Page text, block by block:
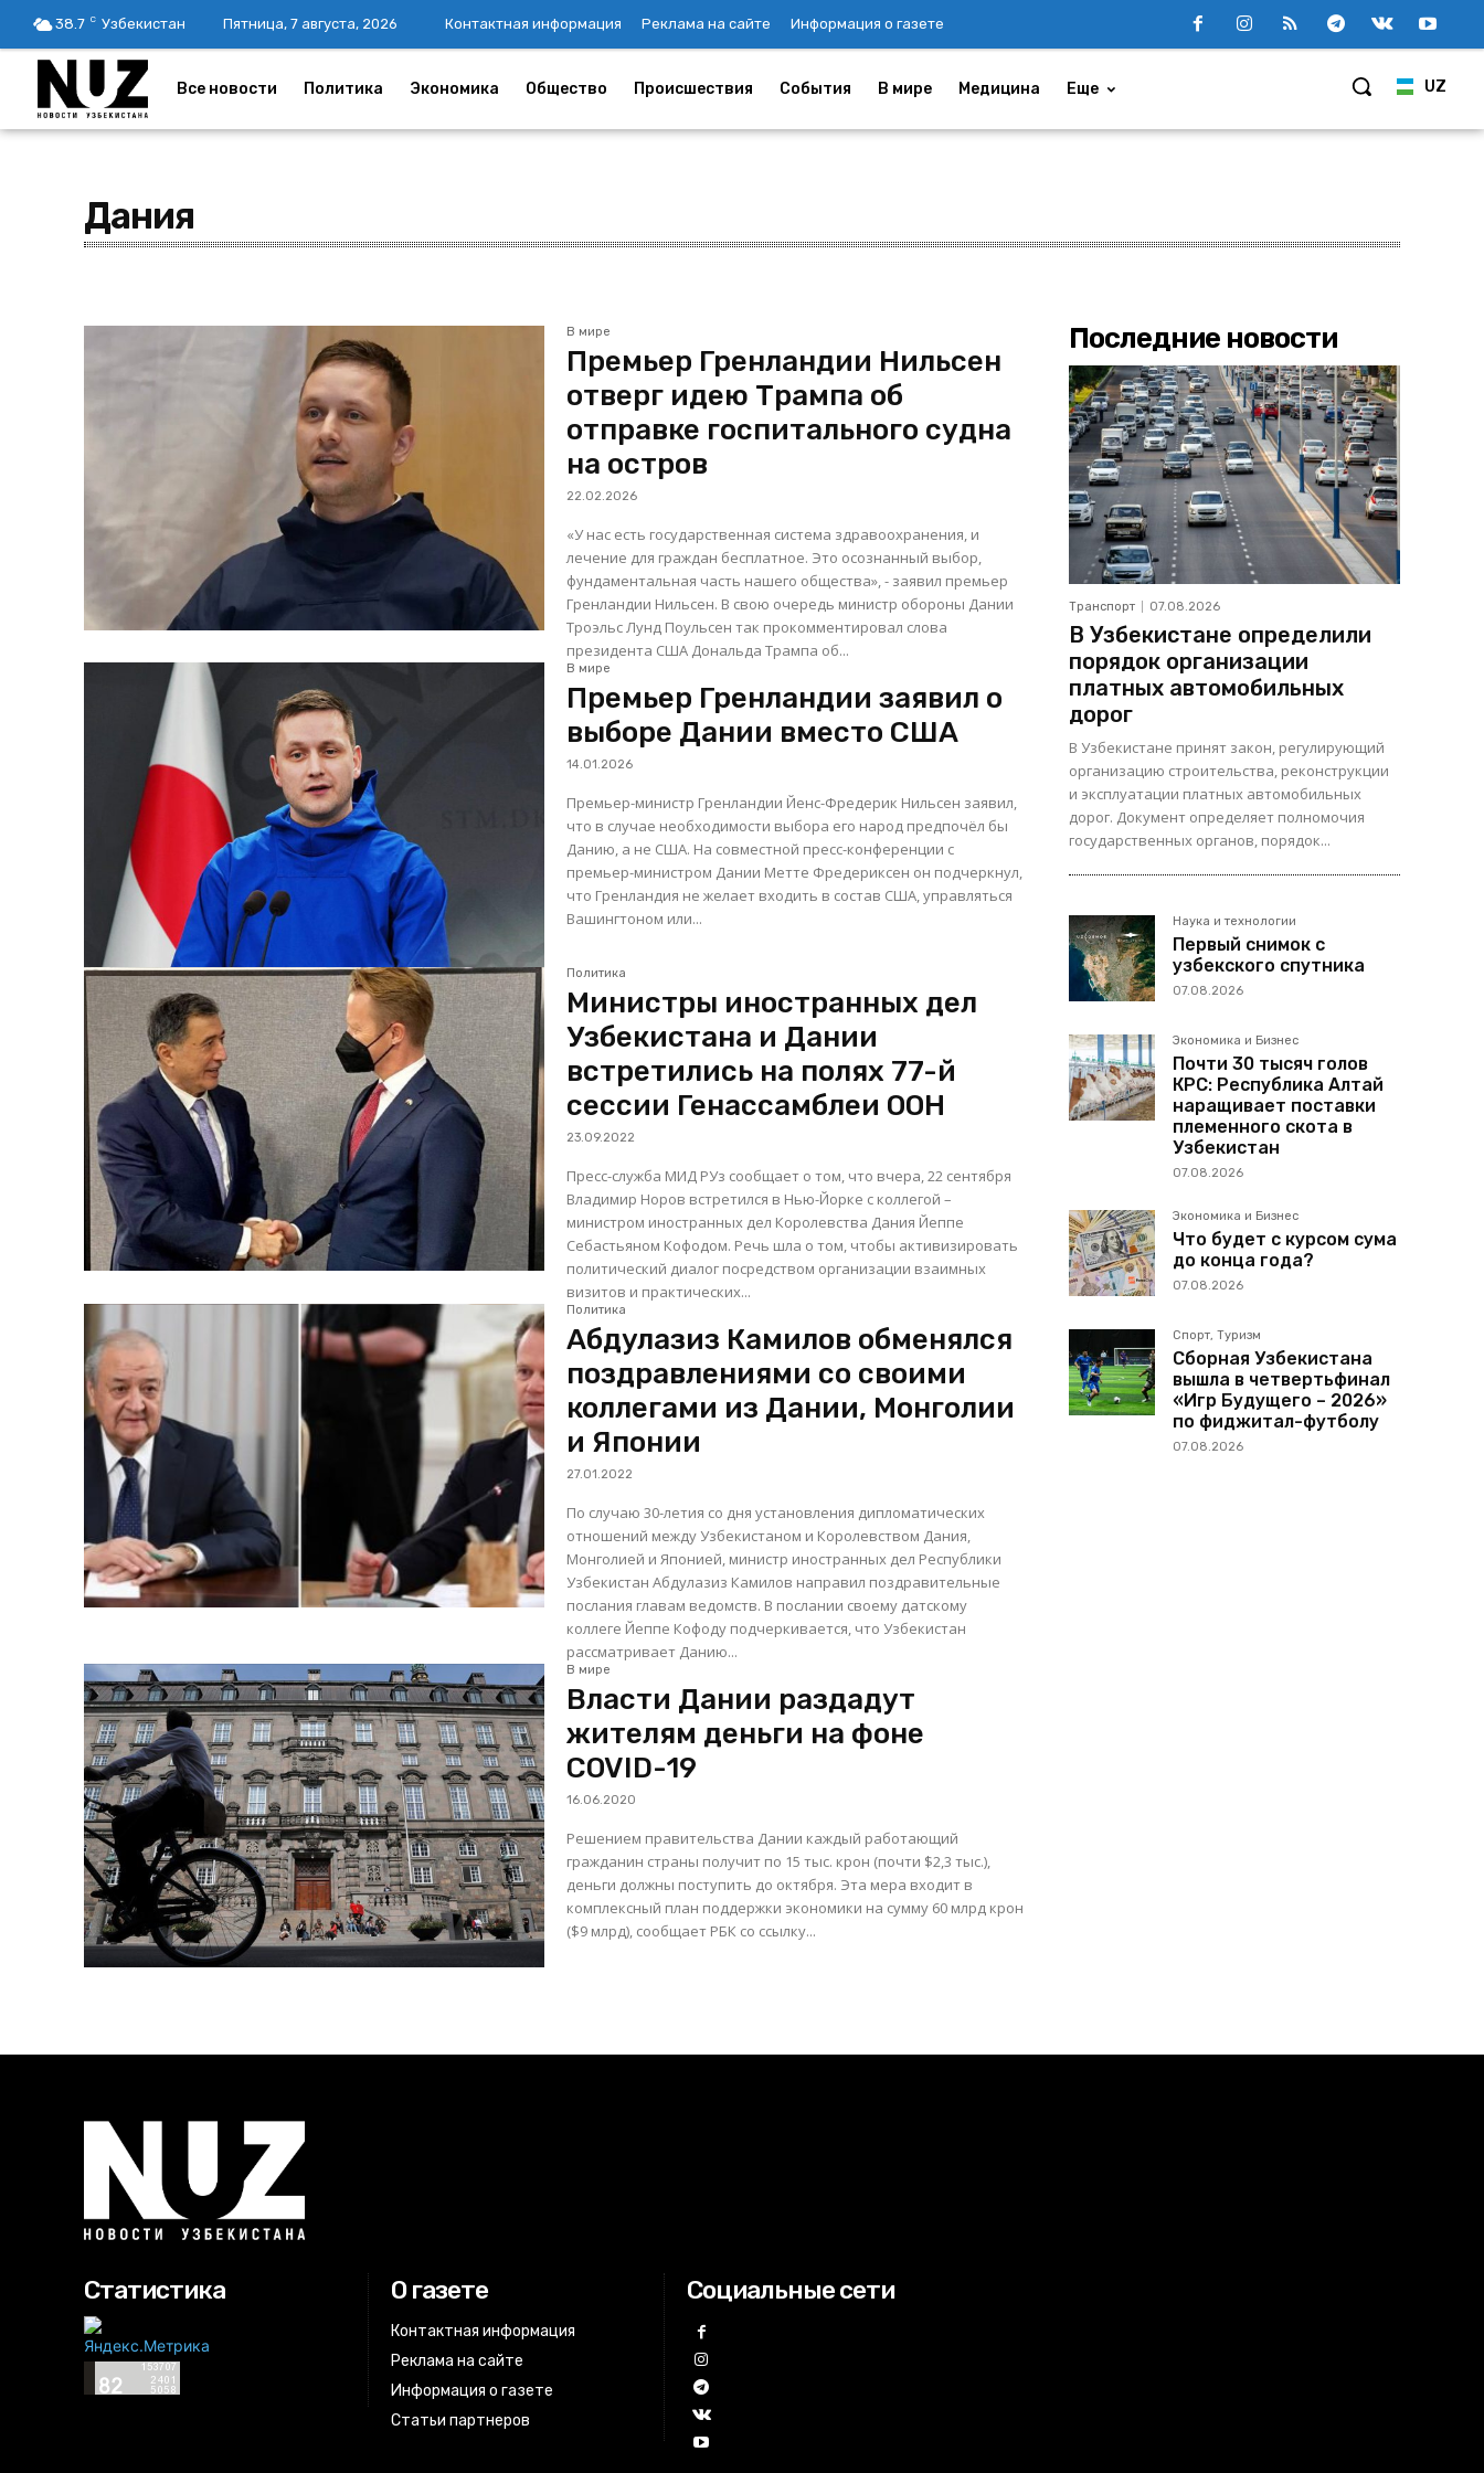
38.7 C Узбекистан Пятница, 7 августа, 2026 Контактная информация Реклама на сайте Информация о газете
UZ
Все новости Политика Экономика Общество Происшествия События В мире Медицина Еще
Дания
В мире
Премьер Гренландии Нильсен
отверг идею Трампа об
отправке госпитального судна
на остров
22.02.2026
«У нас есть государственная система здравоохранения, и
лечение для граждан бесплатное. Это осознанный выбор,
фундаментальная часть нашего общества», - заявил премьер
Гренландии Нильсен. В свою очередь министр обороны Дании
Троэльс Лунд Поульсен так прокомментировал слова
президента США Дональда Трампа об...
В мире
Премьер Гренландии заявил о
выборе Дании вместо США
14.01.2026
Премьер-министр Гренландии Йенс-Фредерик Нильсен заявил,
что в случае необходимости выбора его народ предпочёл бы
Данию, а не США. На совместной пресс-конференции с
премьер-министром Дании Метте Фредериксен он подчеркнул,
что Гренландия не желает входить в состав США, управляться
Вашингтоном или...
Политика
Министры иностранных дел
Узбекистана и Дании
встретились на полях 77-й
сессии Генассамблеи ООН
23.09.2022
Пресс-служба МИД РУз сообщает о том, что вчера, 22 сентября
Владимир Норов встретился в Нью-Йорке с коллегой –
министром иностранных дел Королевства Дания Йеппе
Себастьяном Кофодом. Речь шла о том, чтобы активизировать
политический диалог посредством организации взаимных
визитов и практических...
Политика
Абдулазиз Камилов обменялся
поздравлениями со своими
коллегами из Дании, Монголии
и Японии
27.01.2022
По случаю 30-летия со дня установления дипломатических
отношений между Узбекистаном и Королевством Дания,
Монголией и Японией, министр иностранных дел Республики
Узбекистан Абдулазиз Камилов направил поздравительные
послания главам ведомств. В послании своему датскому
коллеге Йеппе Кофоду подчеркивается, что Узбекистан
рассматривает Данию...
В мире
Власти Дании раздадут
жителям деньги на фоне
COVID-19
16.06.2020
Решением правительства Дании каждый работающий
гражданин страны получит по 15 тыс. крон (почти $2,3 тыс.),
деньги должны поступить до октября. Эта мера входит в
комплексный план поддержки экономики на сумму 60 млрд крон
($9 млрд), сообщает РБК со ссылку...
Последние новости
Транспорт 07.08.2026
В Узбекистане определили
порядок организации
платных автомобильных
дорог
В Узбекистане принят закон, регулирующий
организацию строительства, реконструкции
и эксплуатации платных автомобильных
дорог. Документ определяет полномочия
государственных органов, порядок...
Наука и технологии
Первый снимок с
узбекского спутника
07.08.2026
Экономика и Бизнес
Почти 30 тысяч голов
КРС: Республика Алтай
наращивает поставки
племенного скота в
Узбекистан
07.08.2026
Экономика и Бизнес
Что будет с курсом сума
до конца года?
07.08.2026
Спорт, Туризм
Сборная Узбекистана
вышла в четвертьфинал
«Игр Будущего – 2026»
по фиджитал-футболу
07.08.2026
Статистика О газете
Контактная информация
Реклама на сайте
Информация о газете
Статьи партнеров
Социальные сети